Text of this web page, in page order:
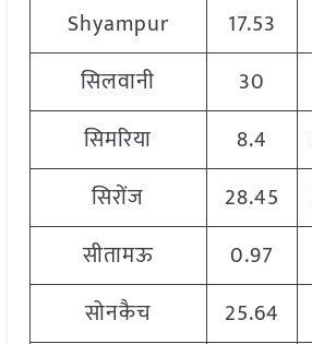
Shyampur
17.53
सिलवानी
30
सिमरिया
8.4
सिरोंज
28.45
सीतामऊ
0.97
सोनकैच
25.64